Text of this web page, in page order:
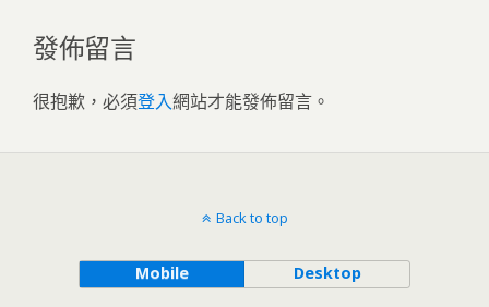
發佈留言
很抱歉，必須登入網站才能發佈留言。
Back to top
Mobile Desktop